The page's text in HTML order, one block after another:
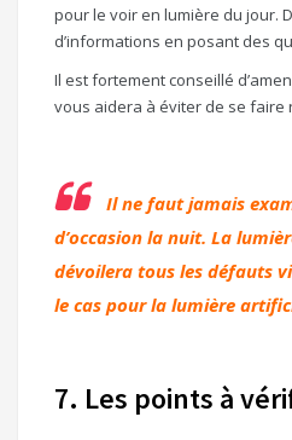
pour le voir en lumière du jour.
d’informations en posant des
Il est fortement conseillé
vous aidera à éviter de se faire
Il ne faut jamais
d’occasion la nuit. La
dévoilera tous les défauts
le cas pour la lumière
7. Les points à